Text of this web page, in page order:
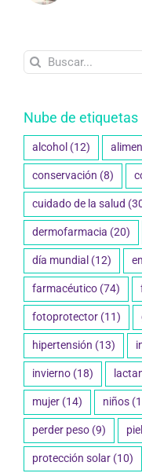
Buscar:
Nube de etiquetas
alcohol (12)
conservación (8)
cuidado de la salud
dermofarmacia (20)
día mundial (12)
farmacéutico (74)
fotoprotector (11)
hipertensión (13)
invierno (18)
mujer (14) niños
perder peso (9) piel
protección solar (10)